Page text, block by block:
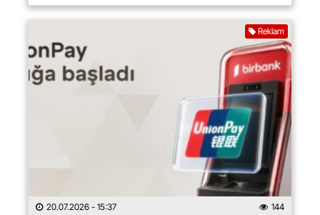
Reklam
20.07.2026 - 15:37 144